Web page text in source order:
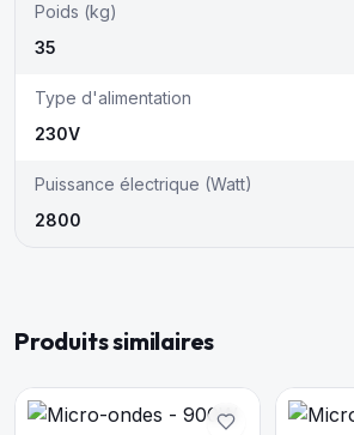
Poids (kg)
35
Type d'alimentation
230V
Puissance électrique (Watt)
2800
Produits similaires